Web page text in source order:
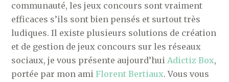
communauté, les jeux concours sont vraiment
efficaces s’ils sont bien pensés et surtout très
ludiques. Il existe plusieurs solutions de création
et de gestion de jeux concours sur les réseaux
sociaux, je vous présente aujourd’huiAdictiz Box,
portée par mon amiFlorent Bertiaux. Vous vous